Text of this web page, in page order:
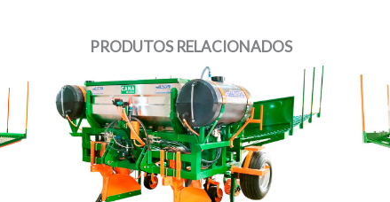
PRODUTOS RELACIONADOS